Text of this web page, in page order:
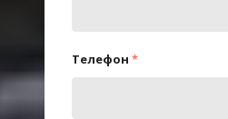
Телефон *